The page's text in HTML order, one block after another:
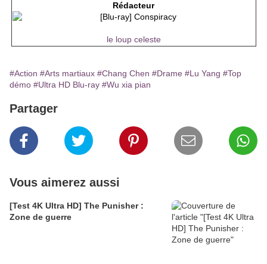
Rédacteur
le loup celeste
#Action #Arts martiaux #Chang Chen #Drame #Lu Yang #Top
démo #Ultra HD Blu-ray #Wu xia pian
Partager
Vous aimerez aussi
[Test 4K Ultra HD] The Punisher :
Zone de guerre